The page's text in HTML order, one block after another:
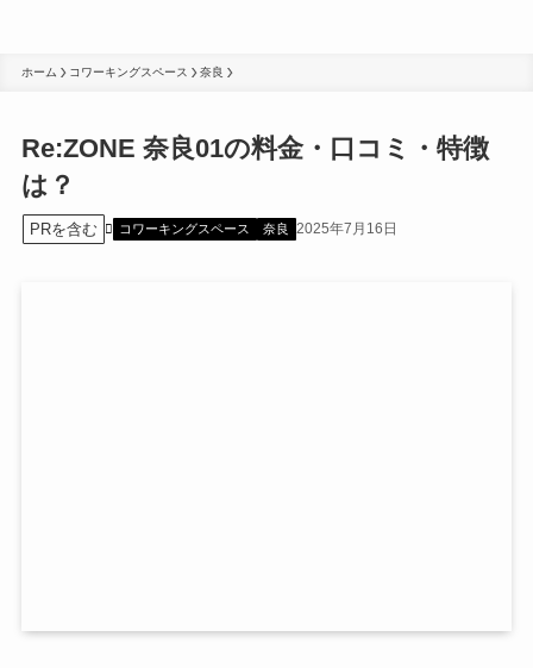
ホーム コワーキングスペース 奈良
Re:ZONE 奈良01の料金・口コミ・特徴
は？
PRを含む コワーキングスペース 奈良 2025年7月16日